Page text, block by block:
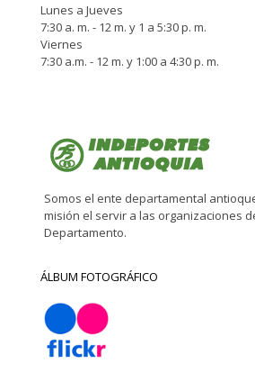
Lunes a Jueves
7:30 a. m. - 12 m. y 1 a 5:30 p. m.
Viernes
7:30 a.m. - 12 m. y 1:00 a 4:30 p. m.
Somos el ente departamental
misión el servir a las organizaciones
Departamento.
ÁLBUM FOTOGRÁFICO